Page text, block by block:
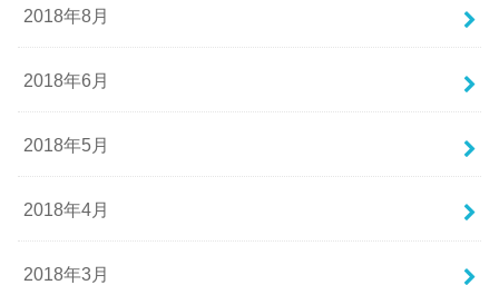
2018年8月
2018年6月
2018年5月
2018年4月
2018年3月